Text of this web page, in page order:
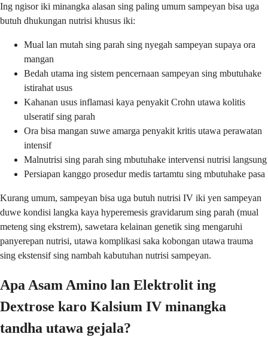
Ing ngisor iki minangka alasan sing paling umum sampeyan bisa uga
butuh dhukungan nutrisi khusus iki:
Mual lan mutah sing parah sing nyegah sampeyan supaya ora
mangan
Bedah utama ing sistem pencernaan sampeyan sing mbutuhake
istirahat usus
Kahanan usus inflamasi kaya penyakit Crohn utawa kolitis
ulseratif sing parah
Ora bisa mangan suwe amarga penyakit kritis utawa perawatan
intensif
Malnutrisi sing parah sing mbutuhake intervensi nutrisi langsung
Persiapan kanggo prosedur medis tartamtu sing mbutuhake pasa
Kurang umum, sampeyan bisa uga butuh nutrisi IV iki yen sampeyan
duwe kondisi langka kaya hyperemesis gravidarum sing parah (mual
meteng sing ekstrem), sawetara kelainan genetik sing mengaruhi
panyerepan nutrisi, utawa komplikasi saka kobongan utawa trauma
sing ekstensif sing nambah kabutuhan nutrisi sampeyan.
Apa Asam Amino lan Elektrolit ing
Dextrose karo Kalsium IV minangka
tandha utawa gejala?